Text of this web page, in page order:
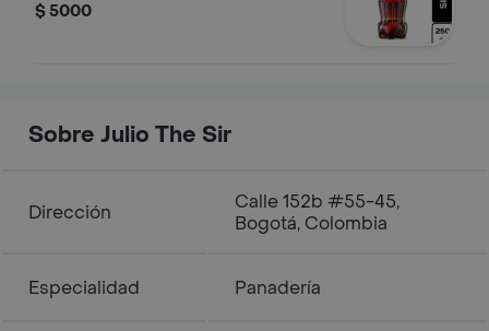
$ 5000
Sobre Julio The Sir
Dirección
Calle 152b #55-45,
Bogotá, Colombia
Especialidad Panadería